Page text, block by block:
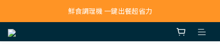
寵物吸毛機 吸毛清淨抗敏一次搞定
鮮食調理機 一鍵出餐超省力